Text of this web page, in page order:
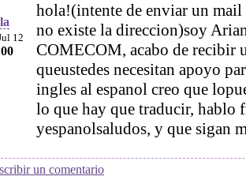
12
hola!(intente de enviar un
no existe la direccion)soy
COMECOM, acabo de recibir
queustedes necesitan apoyo
ingles al espanol creo que
lo que hay que traducir, hablo
yespanolsaludos, y que sigan
un comentario